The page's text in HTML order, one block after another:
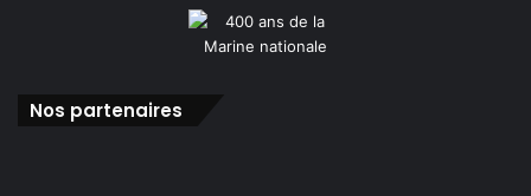
Nos partenaires